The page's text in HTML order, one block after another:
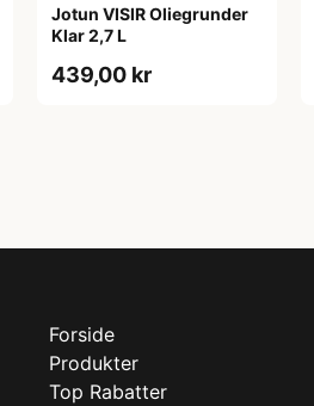
Jotun VISIR Oliegrunder
Klar 2,7 L
439,00 kr
Forside
Produkter
Top Rabatter